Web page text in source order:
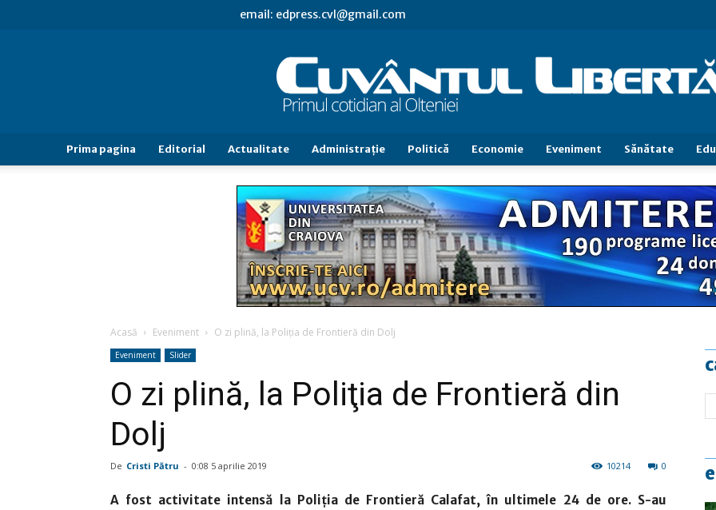
email: edpress.cvl@gmail.com
Cuvântul
Libertăţii
Prima pagina Editorial Actualitate Administraţie Politică Economie Eveniment Sănătate
Acasă Eveniment O zi plină, la Poliţia de Frontieră din Dolj
Eveniment Slider
O zi plină, la Poliţia de Frontieră din
Dolj
De Cristi Pătru - 0:08 5 aprilie 2019 0
10214
A fost activitate intensă la Poliţia de Frontieră Calafat, în ultimele 24 de ore. S-au